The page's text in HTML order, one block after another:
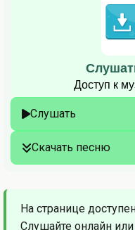
Доступ к
Слушать
Скачать песню
На странице
Слушайте онлайн